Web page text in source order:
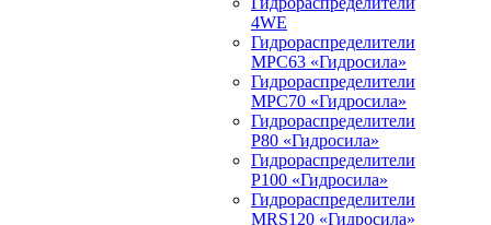
4WE
Гидрораспределители
МРС63 «Гидросила»
Гидрораспределители
МРС70 «Гидросила»
Гидрораспределители
Р80 «Гидросила»
Гидрораспределители
Р100 «Гидросила»
Гидрораспределители
MRS120 «Гидросила»